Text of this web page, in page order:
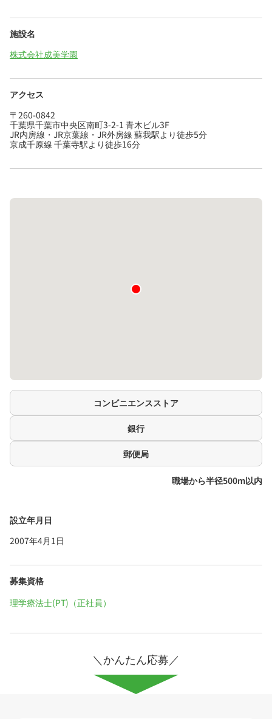
施設名
株式会社成美学園
アクセス
〒260-0842
千葉県千葉市中央区南町3-2-1 青木ビル3F
JR内房線・JR京葉線・JR外房線 蘇我駅より徒歩5分
京成千原線 千葉寺駅より徒歩16分
コンビニエンスストア
銀行
郵便局
職場から半径500m以内
設立年月日
2007年4月1日
募集資格
理学療法士(PT)（正社員）
＼かんたん応募／